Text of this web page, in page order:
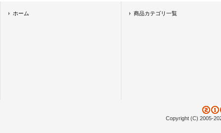
ホーム 商品カテゴリ一覧
Copyright (C) 2005-